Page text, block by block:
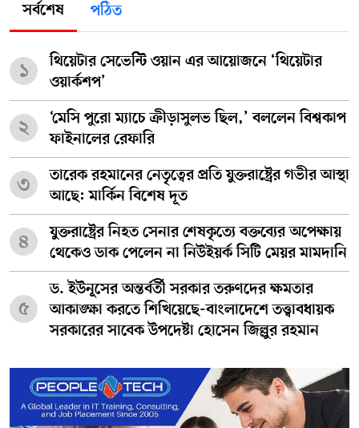
সর্বশেষ পঠিত
১
থিয়েটার সেভেন্টি ওয়ান এর আয়োজনে ‘থিয়েটার
ওয়ার্কশপ’
২
‘মেসি পুরো ম্যাচে ক্রীড়াসুলভ ছিল,’ বললেন বিশ্বকাপ
ফাইনালের রেফারি
৩
তারেক রহমানের নেতৃত্বের প্রতি যুক্তরাষ্ট্রের গভীর আস্থা
আছে: মার্কিন বিশেষ দূত
৪
যুক্তরাষ্ট্রের নিহত সেনার শেষকৃত্যে বক্তব্যের অপেক্ষায়
থেকেও ডাক পেলেন না নিউইয়র্ক সিটি মেয়র মামদানি
৫
ড. ইউনূসের অন্তর্বর্তী সরকার তরুণদের ক্ষমতার
আকাঙ্ক্ষা করতে শিখিয়েছে-বাংলাদেশে তত্ত্বাবধায়ক
সরকারের সাবেক উপদেষ্টা হোসেন জিল্লুর রহমান